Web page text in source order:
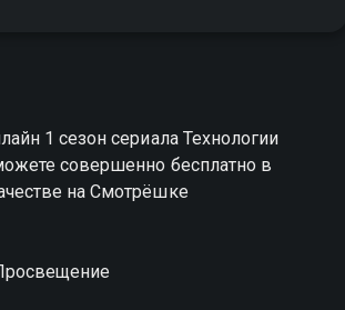
1 сезон сериала Технологии
совершенно бесплатно в
на Смотрёшке